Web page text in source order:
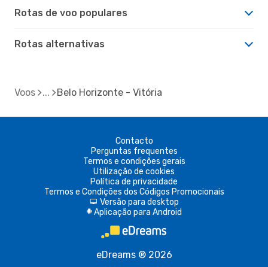
Rotas de voo populares
Rotas alternativas
Voos Belo Horizonte - Vitória
Contacto
Perguntas frequentes
Termos e condições gerais
Utilização de cookies
Política de privacidade
Termos e Condições dos Códigos Promocionais
d Versão para desktop
A Aplicação para Android
eDreams ® 2026